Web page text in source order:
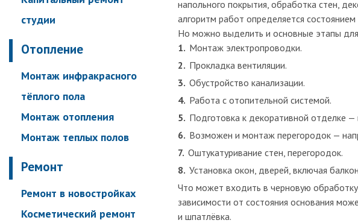
лиц
студии
Отопление
Монтаж инфракрасного
тёплого пола
Монтаж отопления
Монтаж теплых полов
Ремонт
Ремонт в новостройках
Косметический ремонт
напольного покрытия, обработка стен,
алгоритм работ определяется
Но можно выделить и основные этапы
Монтаж электропроводки.
Прокладка вентиляции.
Обустройство канализации.
Работа с отопительной системой.
Подготовка к декоративной отделке —
Возможен и монтаж перегородок —
Оштукатуривание стен, перегородок.
Установка окон, дверей, включая
Что может входить в черновую
зависимости от состояния основания
и шпатлёвка.